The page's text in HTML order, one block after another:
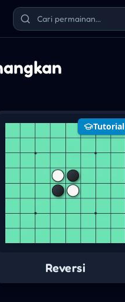
Tutorial
Reversi